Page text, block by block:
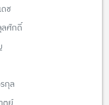
ช
ลศักดิ์
กุล